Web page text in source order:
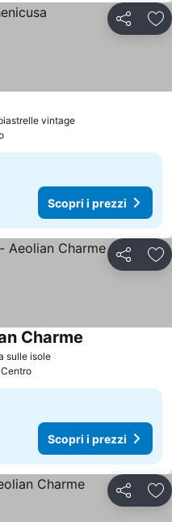
Condividi
vintageScopri i prezzi
Scopri i prezzi
Condividi
sulle isoleScopri i prezzi
Charme
Scopri i prezzi
Condividi